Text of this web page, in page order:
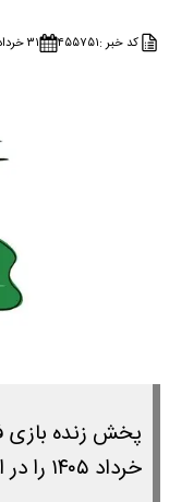
کد خبر :۴۵۵۷۵۱ ۳۱ خرداد ۱۴۰۵ - ۲۱:۳۰
خرداد ۱۴۰۵ را در این لینک مشاهده می کنید.